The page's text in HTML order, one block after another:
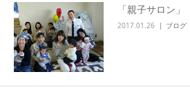
「親子サロン」
2017.01.26 ブログ